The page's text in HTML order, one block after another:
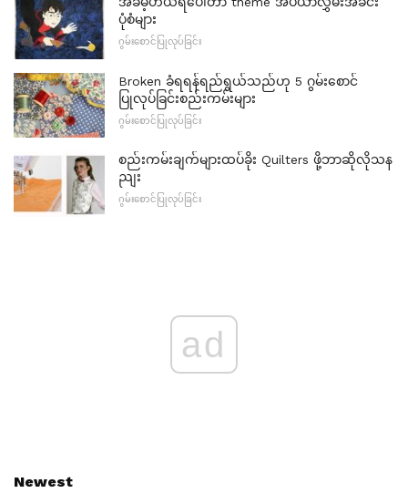
ပုံစံများ
ဂွမ်းစောင်ပြုလုပ်ခြင်း
Broken ခံရရန်ရည်ရွယ်သည်ဟု 5 ဂွမ်းစောင်
ပြုလုပ်ခြင်းစည်းကမ်းများ
ဂွမ်းစောင်ပြုလုပ်ခြင်း
စည်းကမ်းချက်များထပ်ခိုး Quilters ဖို့ဘာဆိုလိုသန
ညျး
ဂွမ်းစောင်ပြုလုပ်ခြင်း
ad
Newest